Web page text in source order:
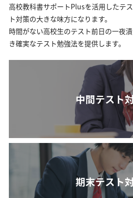
高校教科書サポートPlusを活用したテ
ト対策の大きな味方になります。
時間がない高校生のテスト前日の一夜
き確実なテスト勉強法を提供します。
中間テスト
期末テスト